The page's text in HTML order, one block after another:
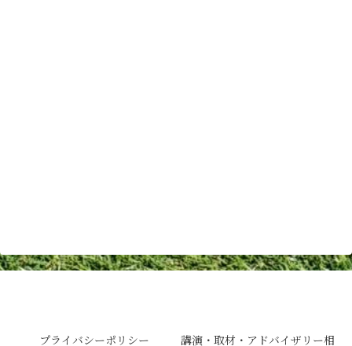
プライバシーポリシー 講演・取材・アドバイザリー相